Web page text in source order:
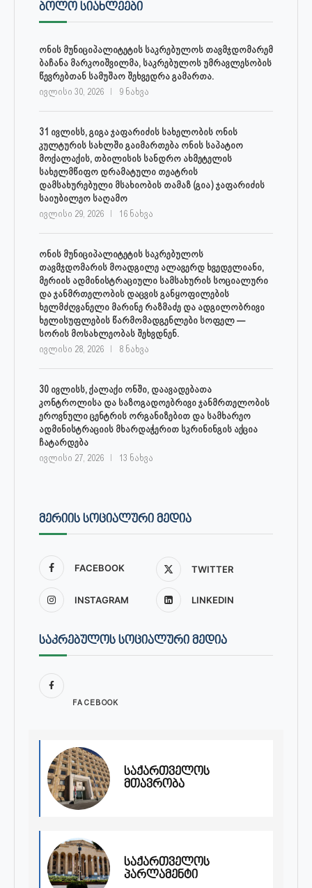
ᲑᲝᲚᲝ ᲡᲘᲐᲮᲚᲔᲔᲑᲘ
ონის მუნიციპალიტეტის საკრებულოს თავმჯდომარემ
ბაჩანა მარკოიშვილმა, საკრებულოს უმრავლესობის
წევრებთან სამუშაო შეხვედრა გამართა.
ივლისი 30, 2026 9 ნახვა
31 ივლისს, გიგა ჯაფარიძის სახელობის ონის
კულტურის სახლში გაიმართება ონის საპატიო
მოქალაქის, თბილისის სანდრო ახმეტელის
სახელმწიფო დრამატული თეატრის
დამსახურებული მსახიობის თამაზ (გია) ჯაფარიძის
საიუბილეო საღამო
ივლისი 29, 2026 16 ნახვა
ონის მუნიციპალიტეტის საკრებულოს
თავმჯდომარის მოადგილე ალავერდ ხვედელიანი,
მერიის ადმინისტრაციული სამსახურის სოციალური
და ჯანმრთელობის დაცვის განყოფილების
ხელმძღვანელი მარინე რაზმაძე და ადგილობრივი
ხელისუფლების წარმომადგენლები სოფელ —
სორის მოსახლეობას შეხვდნენ.
ივლისი 28, 2026 8 ნახვა
30 ივლისს, ქალაქი ონში, დაავადებათა
კონტროლისა და საზოგადოებრივი ჯანმრთელობის
ეროვნული ცენტრის ორგანიზებით და სამხარეო
ადმინისტრაციის მხარდაჭერით სკრინინგის აქცია
ჩატარდება
ივლისი 27, 2026 13 ნახვა
ᲛᲔᲠᲘᲘᲡ ᲡᲝᲪᲘᲐᲚᲣᲠᲘ ᲛᲔᲓᲘᲐ
FACEBOOK TWITTER
INSTAGRAM LINKEDIN
ᲡᲐᲙᲠᲔᲑᲣᲚᲝᲡ ᲡᲝᲪᲘᲐᲚᲣᲠᲘ ᲛᲔᲓᲘᲐ
FACEBOOK
საქართველოს
მთავრობა
საქართველოს
პარლამენტი